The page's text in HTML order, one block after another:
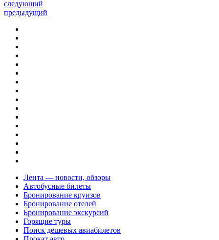
следующий
предыдущий
Лента — новости, обзоры
Автобусные билеты
Бронирование круизов
Бронирование отелей
Бронирование экскурсий
Горящие туры
Поиск дешевых авиабилетов